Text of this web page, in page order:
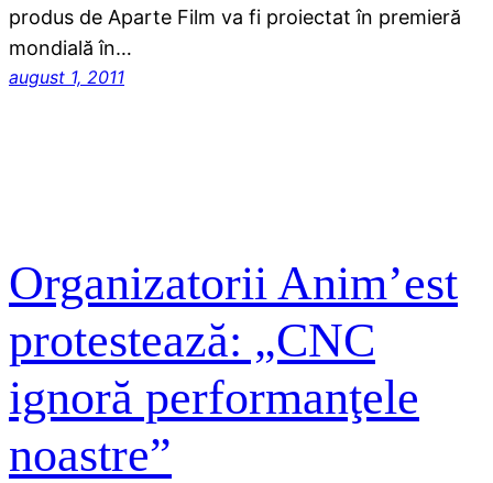
produs de Aparte Film va fi proiectat în premieră
mondială în…
august 1, 2011
Organizatorii Anim’est
protestează: „CNC
ignoră performanţele
noastre”